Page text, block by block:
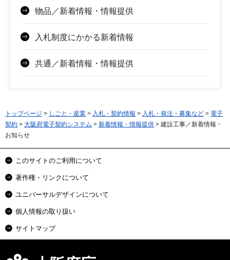
物品／新着情報・情報提供
入札制度にかかる新着情報
共通／新着情報・情報提供
トップページ > しごと・産業 > 入札・契約情報 > 入札・発注・募集など > 電子
契約 > 大阪府電子契約システム > 新着情報・情報提供 > 建設工事／新着情報・
お知らせ
このサイトのご利用について
著作権・リンクについて
ユニバーサルデザインについて
個人情報の取り扱い
サイトマップ